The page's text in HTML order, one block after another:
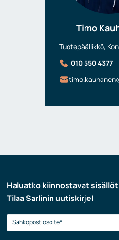
Timo
Tuotepäällikkö,
010 550 4377
Haluatko kiinnostavat
Tilaa Sarlinin uutiskirje!